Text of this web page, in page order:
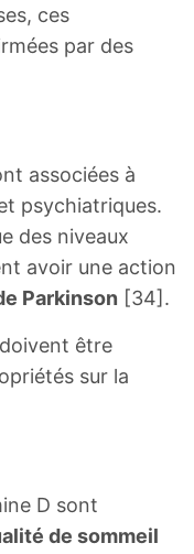
ces
par des
associées à
psychiatriques.
des niveaux
avoir une action
Parkinson [34].
être
sur la
D sont
de sommeil